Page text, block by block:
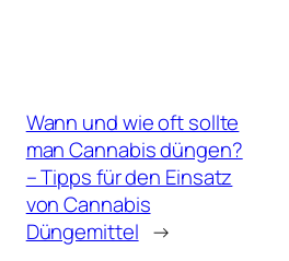
Wann und wie oft sollte
man Cannabis düngen?
– Tipps für den Einsatz
von Cannabis
Düngemittel →